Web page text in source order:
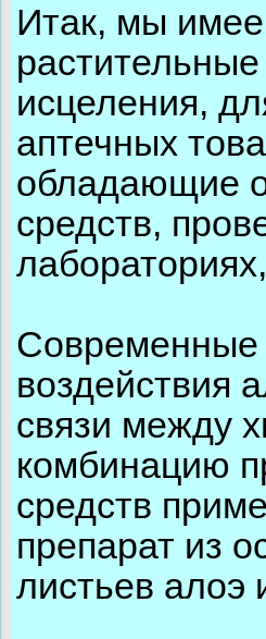
Итак, мы
исцеления,
аптечных
обладающие
средств,
Современные
воздействия
связи между
комбинацию
средств
препарат из
листьев алоэ